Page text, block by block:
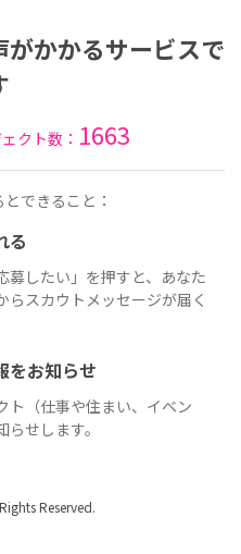
かかるサービスで
クト数： 1663
できること：
る
募したい」を押すと、あなた
スカウトメッセージが届く
をお知らせ
ト（仕事や住まい、イベン
せします。
Reserved.